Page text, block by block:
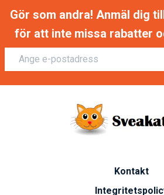
Gör som andra! Anmäl dig
för att inte missa rabatter
Kontakt